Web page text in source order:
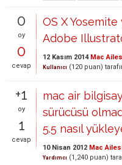
0
oy
0
cevap
OS X
Adobe
12 Kasım 2014 Mac
Kullanıcı (120 puan)
+1
oy
1
cevap
mac air
sürücüsü
5.5 nasıl
10 Nisan 2012 Mac
Yardımcı (1,240 puan)